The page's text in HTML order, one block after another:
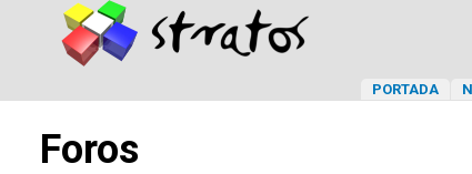
PORTADA
Foros